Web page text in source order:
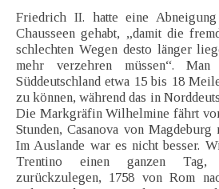
Friedrich II. hatte eine
Chausseen gehabt, „damit die
schlechten Wegen desto länger
mehr verzehren müssen“.
Süddeutschland etwa 15 bis 18
zu können, während das in
Die Markgräfin Wilhelmine fährt
Stunden, Casanova von
Im Auslande war es nicht besser.
Trentino einen ganzen
zurückzulegen, 1758 von Rom